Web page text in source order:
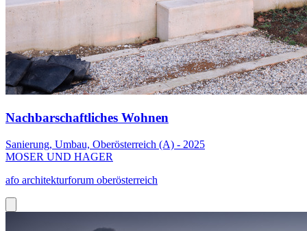
Nachbarschaftliches Wohnen
Sanierung, Umbau, Oberösterreich (A) - 2025
MOSER UND HAGER
afo architekturforum oberösterreich